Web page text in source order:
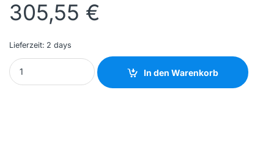
305,55 €
Lieferzeit: 2 days
SANDISK - SDCZ430-1T00-G46 - NEW quantity
In den Warenkorb